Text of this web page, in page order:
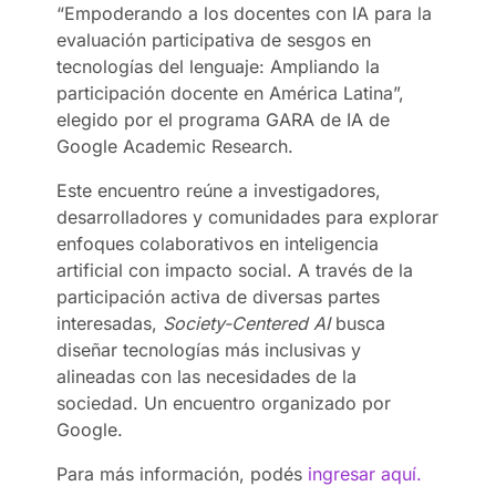
“Empoderando a los docentes con IA para la
evaluación participativa de sesgos en
tecnologías del lenguaje: Ampliando la
participación docente en América Latina”,
elegido por el programa GARA de IA de
Google Academic Research.
Este encuentro reúne a investigadores,
desarrolladores y comunidades para explorar
enfoques colaborativos en inteligencia
artificial con impacto social. A través de la
participación activa de diversas partes
interesadas, Society-Centered AIbusca
diseñar tecnologías más inclusivas y
alineadas con las necesidades de la
sociedad. Un encuentro organizado por
Google.
Para más información, podés ingresar aquí.